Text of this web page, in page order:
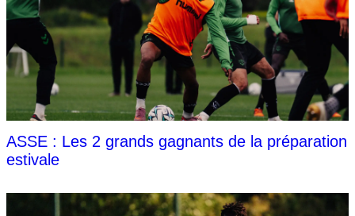
ASSE : Les 2 grands gagnants de la préparation
estivale